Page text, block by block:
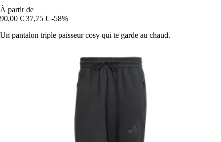
À partir de
90,00 € 37,75 € -58%
Un pantalon triple paisseur cosy qui te garde au chaud.